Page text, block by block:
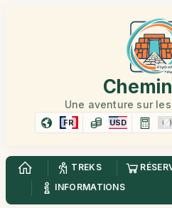
Une aventure sur
FR USD
TREKS
INFORMATIONS